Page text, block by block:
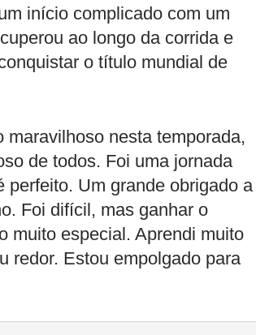
início complicado com um
ao longo da corrida e
o título mundial de
maravilhoso nesta temporada,
de todos. Foi uma jornada
perfeito. Um grande obrigado a
Foi difícil, mas ganhar o
muito especial. Aprendi muito
redor. Estou empolgado para